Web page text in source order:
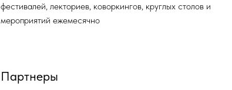
фестивалей, лекториев, коворкингов, круглых столов и
мероприятий ежемесячно
Партнеры